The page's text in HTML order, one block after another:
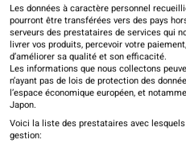
Les données à caractère personnel
pourront être transférées vers des pays
serveurs des prestataires de services qui
livrer vos produits, percevoir votre
d’améliorer sa qualité et son efficacité.
Les informations que nous collectons
n’ayant pas de lois de protection des
l’espace économique européen, et
Japon.
Voici la liste des prestataires avec
gestion: